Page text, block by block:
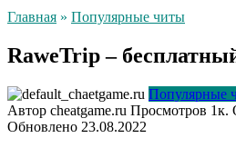
Главная » Популярные читы
RaweTrip –
Популярные
Автор cheatgame.ru Просмотров 1к.
Обновлено 23.08.2022